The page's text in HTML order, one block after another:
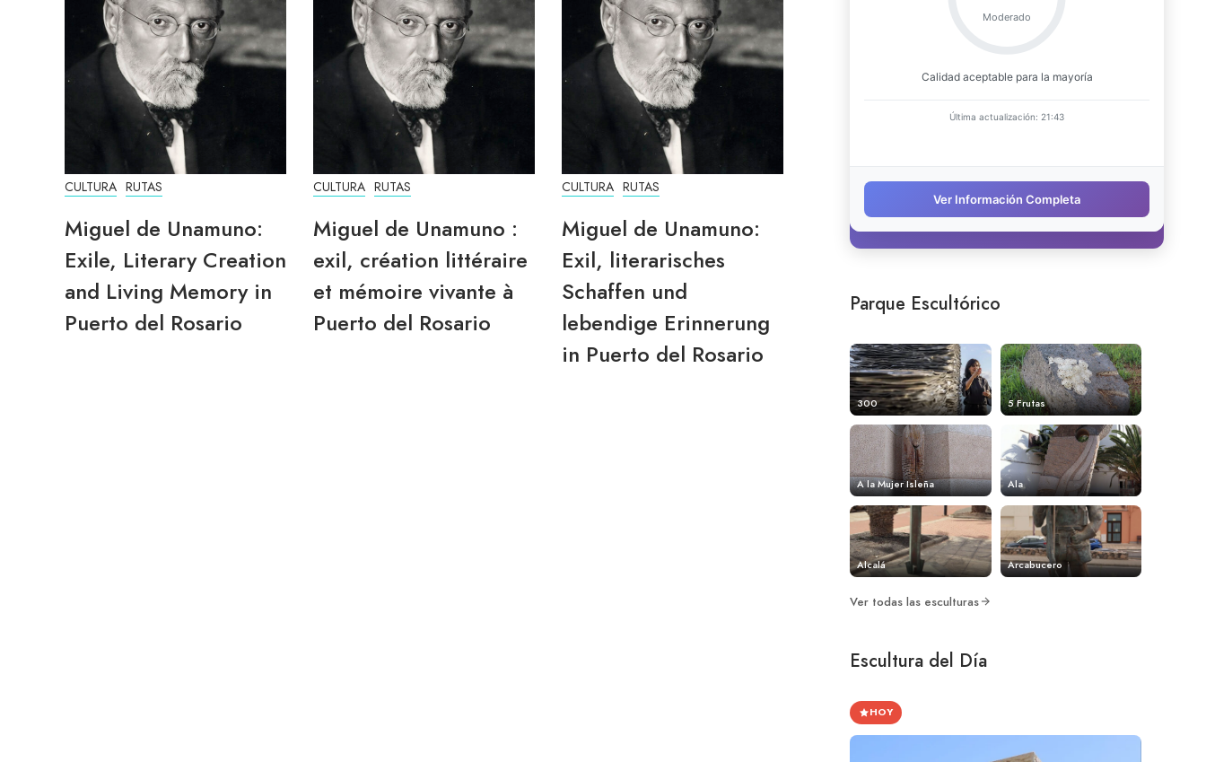
CULTURA RUTAS
Miguel de Unamuno:
Exile, Literary Creation
and Living Memory in
Puerto del Rosario
CULTURA RUTAS
Miguel de Unamuno :
exil, création littéraire
et mémoire vivante à
Puerto del Rosario
CULTURA RUTAS
Miguel de Unamuno:
Exil, literarisches
Schaffen und
lebendige Erinnerung
in Puerto del Rosario
Parque Escultórico
300 5 Frutas
A la Mujer Isleña Ala
Alcalá Arcabucero
Ver todas las esculturas
Escultura del Día
HOY